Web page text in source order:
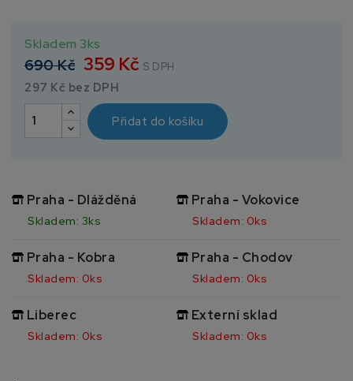
Skladem 3ks
690 Kč 359 Kč S DPH
297 Kč bez DPH
Přidat do košíku
Praha - Dlážděná
Skladem: 3ks
Praha - Vokovice
Skladem: 0ks
Praha - Kobra
Skladem: 0ks
Praha - Chodov
Skladem: 0ks
Liberec
Skladem: 0ks
Externí sklad
Skladem: 0ks